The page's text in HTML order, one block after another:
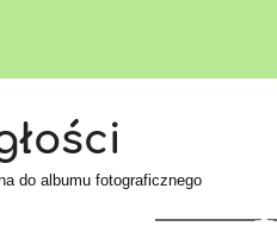
do albumu fotograficznego